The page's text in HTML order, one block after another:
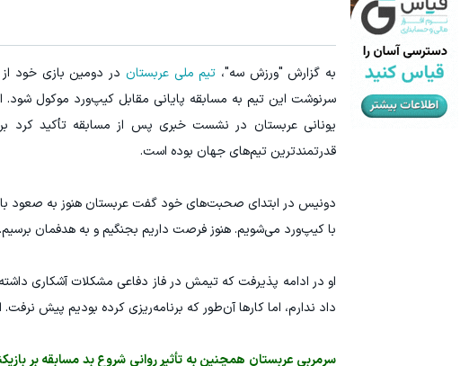
به گزارش "ورزش سه"، تیم ملی عربستان
سرنوشت این تیم به مسابقه پایانی مقابل کیپ‌ورد موکول
یونانی عربستان در نشست خبری پس از مسابقه تأکید کرد
قدرتمندترین تیم‌های جهان بوده است.
دونیس در ابتدای صحبت‌های خود گفت عربستان هنوز به صعود
با کیپ‌ورد می‌شویم. هنوز فرصت داریم بجنگیم و به هدفمان
او در ادامه پذیرفت که تیمش در فاز دفاعی مشکلات آشکاری
داد ندارم، اما کارها آن‌طور که برنامه‌ریزی کرده بودیم پیش
سرمربی عربستان همچنین به تأثیر روانی شروع بد مسابقه بر